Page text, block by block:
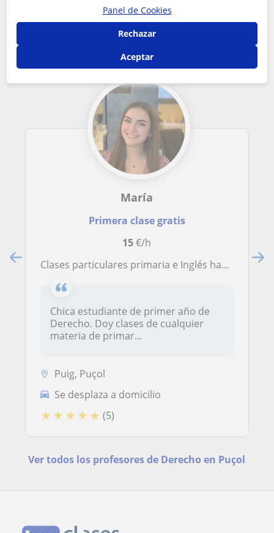
Otros profesores de Derecho en Puçol
que pueden interesarte
María
Primera clase gratis
15€/h
Clases particulares primaria e Inglés hasta bachiller
Chica estudiante de primer año de
Derecho. Doy clases de cualquier
materia de primar...
Puig, Puçol
Se desplaza a domicilio
★ ★ ★ ★ ★ (5)
Ver todos los profesores de Derecho en Puçol
Panel de Cookies
Rechazar
Aceptar